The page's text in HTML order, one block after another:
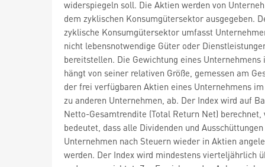
widerspiegeln soll. Die Aktien werden von
dem zyklischen Konsumgütersektor ausgegeben.
zyklische Konsumgütersektor umfasst
nicht lebensnotwendige Güter oder
bereitstellen. Die Gewichtung eines Unternehmens
hängt von seiner relativen Größe, gemessen am
der frei verfügbaren Aktien eines Unternehmens im
zu anderen Unternehmen, ab. Der Index wird auf
Netto-Gesamtrendite (Total Return Net) berechnet,
bedeutet, dass alle Dividenden und
Unternehmen nach Steuern wieder in Aktien
werden. Der Index wird mindestens vierteljährlich